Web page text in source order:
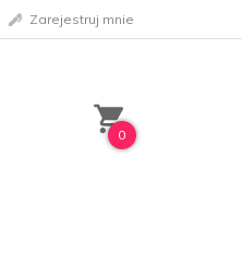
Zarejestruj mnie
0